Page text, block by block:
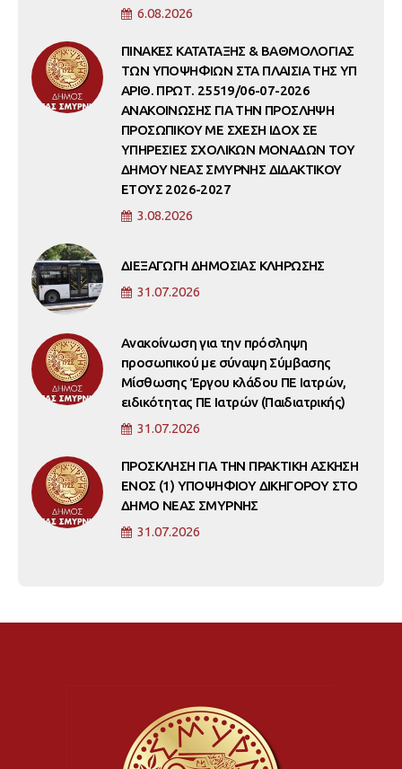
6.08.2026
ΠΙΝΑΚΕΣ ΚΑΤΑΤΑΞΗΣ & ΒΑΘΜΟΛΟΓΙΑΣ
ΤΩΝ ΥΠΟΨΗΦΙΩΝ ΣΤΑ ΠΛΑΙΣΙΑ ΤΗΣ ΥΠ
ΑΡΙΘ. ΠΡΩΤ. 25519/06-07-2026
ΑΝΑΚΟΙΝΩΣΗΣ ΓΙΑ ΤΗΝ ΠΡΟΣΛΗΨΗ
ΠΡΟΣΩΠΙΚΟΥ ΜΕ ΣΧΕΣΗ ΙΔΟΧ ΣΕ
ΥΠΗΡΕΣΙΕΣ ΣΧΟΛΙΚΩΝ ΜΟΝΑΔΩΝ ΤΟΥ
ΔΗΜΟΥ ΝΕΑΣ ΣΜΥΡΝΗΣ ΔΙΔΑΚΤΙΚΟΥ
ΕΤΟΥΣ 2026-2027
3.08.2026
ΔΙΕΞΑΓΩΓΗ ΔΗΜΟΣΙΑΣ ΚΛΗΡΩΣΗΣ
31.07.2026
Ανακοίνωση για την πρόσληψη
προσωπικού με σύναψη Σύμβασης
Μίσθωσης Έργου κλάδου ΠΕ Ιατρών,
ειδικότητας ΠΕ Ιατρών (Παιδιατρικής)
31.07.2026
ΠΡΟΣΚΛΗΣΗ ΓΙΑ ΤΗΝ ΠΡΑΚΤΙΚΗ ΑΣΚΗΣΗ
ΕΝΟΣ (1) ΥΠΟΨΗΦΙΟΥ ΔΙΚΗΓΟΡΟΥ ΣΤΟ
ΔΗΜΟ ΝΕΑΣ ΣΜΥΡΝΗΣ
31.07.2026